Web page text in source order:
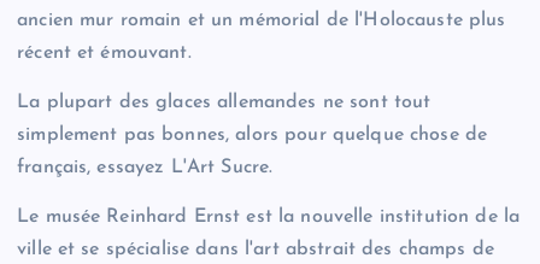
ancien mur romain et un mémorial de l'Holocauste plus
récent et émouvant.
La plupart des glaces allemandes ne sont tout
simplement pas bonnes, alors pour quelque chose de
français, essayez L'Art Sucre.
Le musée Reinhard Ernst est la nouvelle institution de la
ville et se spécialise dans l'art abstrait des champs de